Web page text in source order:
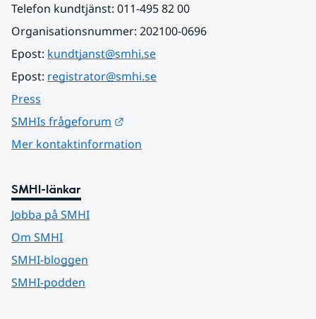
Telefon kundtjänst: 011-495 82 00
Organisationsnummer: 202100-0696
Epost: kundtjanst@smhi.se
Epost: registrator@smhi.se
Press
SMHIs frågeforum
Mer kontaktinformation
SMHI-länkar
Jobba på SMHI
Om SMHI
SMHI-bloggen
SMHI-podden